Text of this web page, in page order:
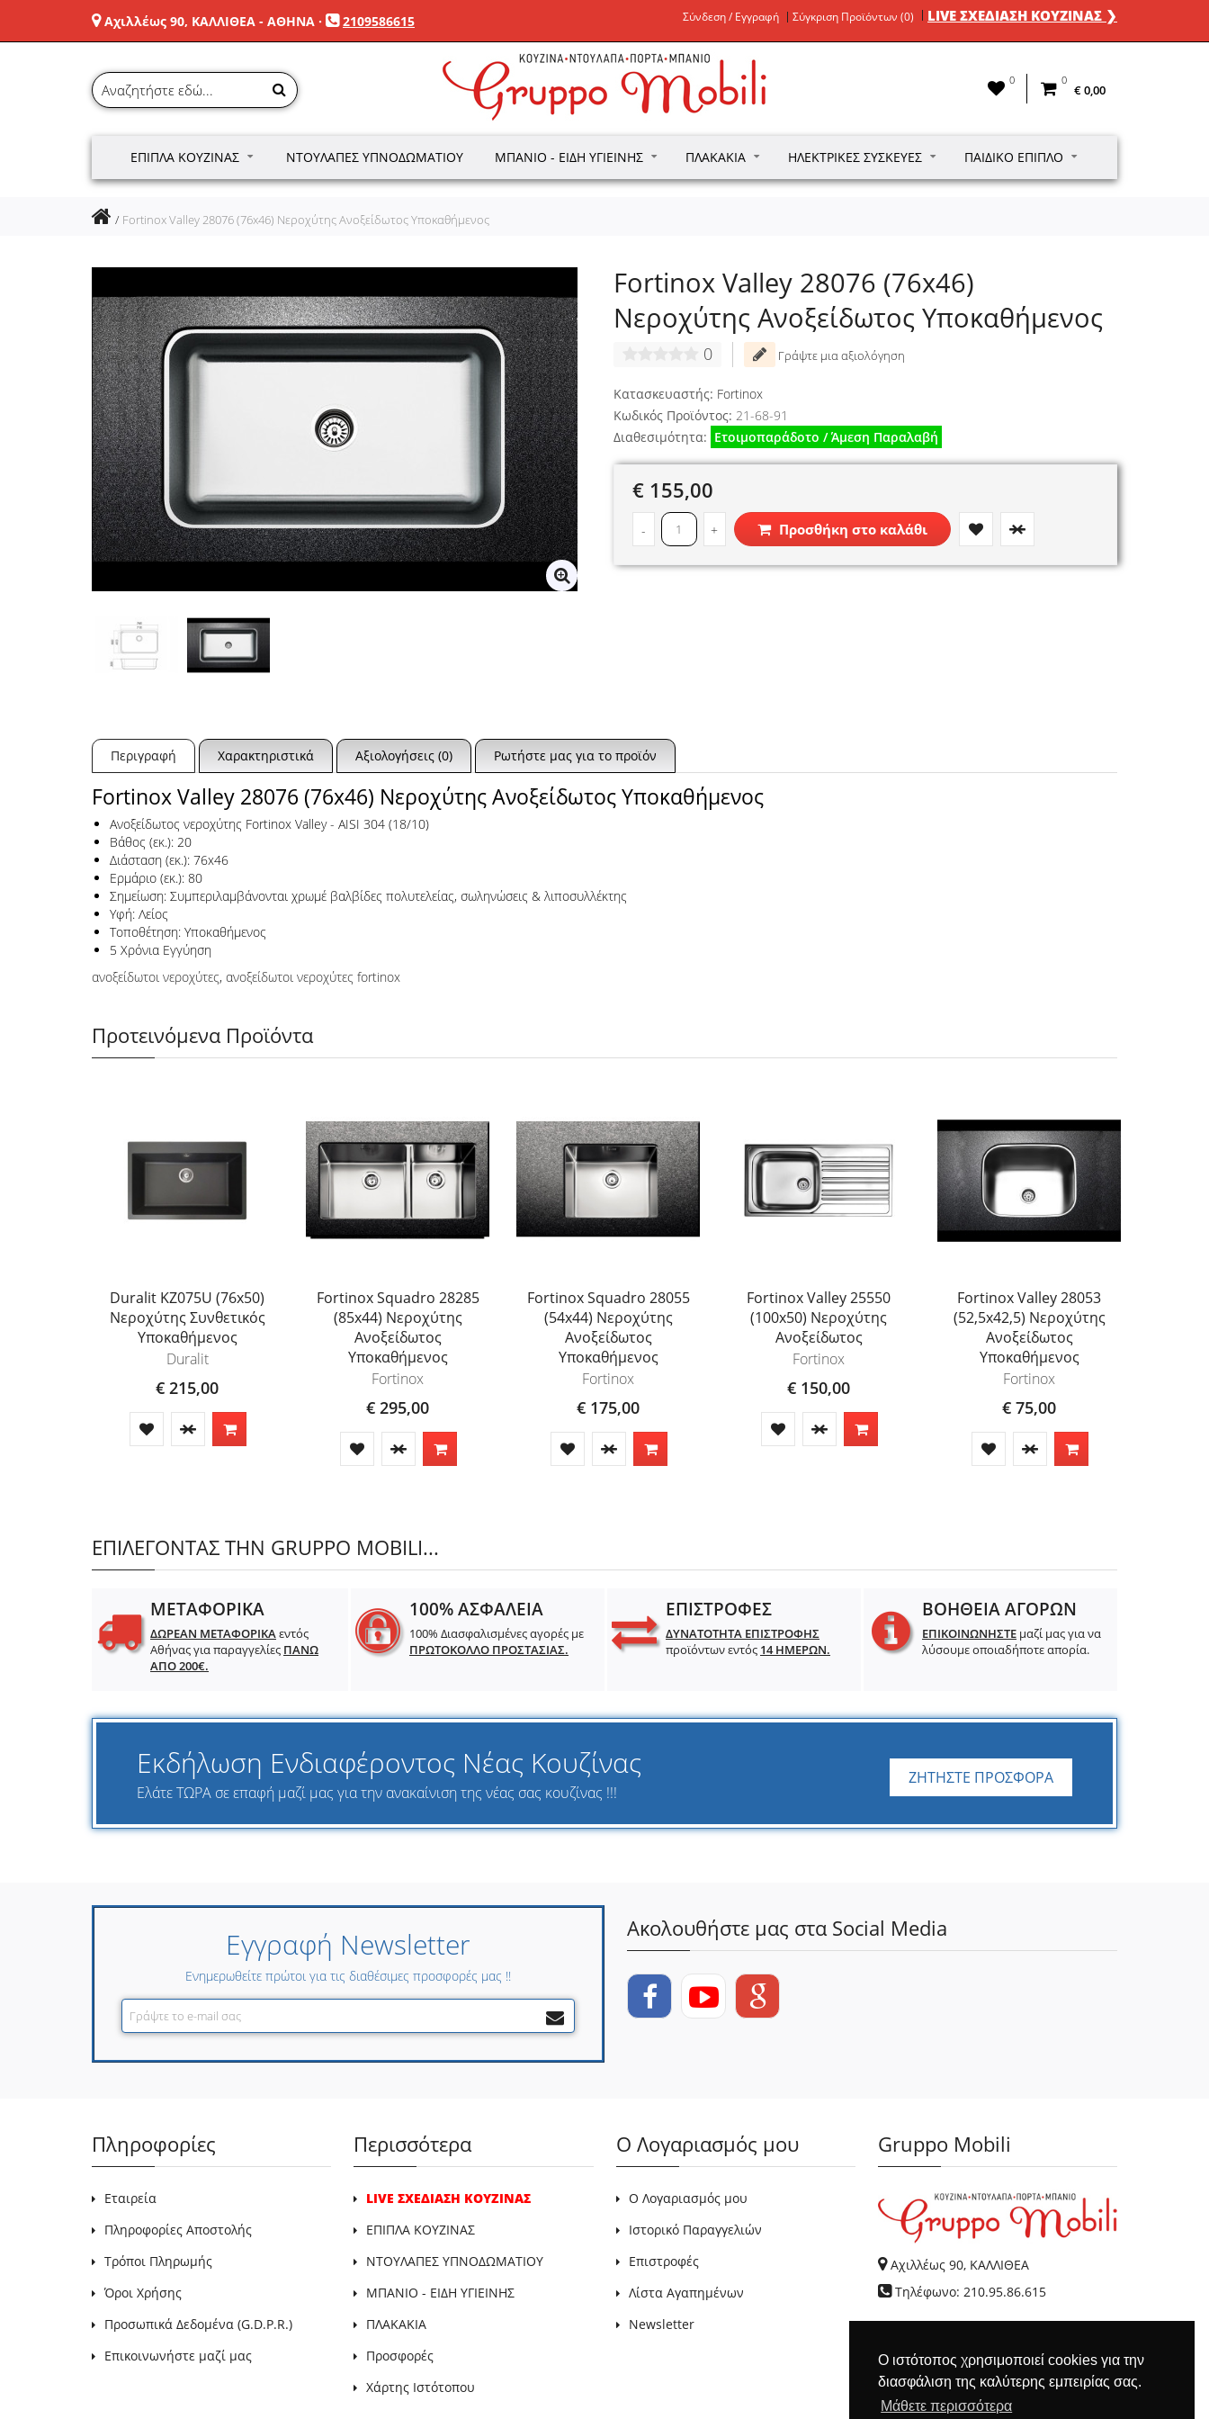
Ο ιστότοπος χρησιμοποιεί cookies για την
διασφάλιση της καλύτερης εμπειρίας σας.
Μάθετε περισσότερα
Αχιλλέως 90, ΚΑΛΛΙΘΕΑ - ΑΘΗΝΑ · 2109586615 Σύνδεση / Εγγραφή Σύγκριση Προϊόντων (0) LIVE ΣΧΕΔΙΑΣΗ ΚΟΥΖΙΝΑΣ ❯
0 0
€ 0,00
ΈΠΙΠΛΑ ΚΟΥΖΊΝΑΣ ΝΤΟΥΛΆΠΕΣ ΥΠΝΟΔΩΜΑΤΊΟΥ ΜΠΆΝΙΟ - ΕΊΔΗ ΥΓΙΕΙΝΉΣ ΠΛΑΚΆΚΙΑ ΗΛΕΚΤΡΙΚΈΣ ΣΥΣΚΕΥΈΣ ΠΑΙΔΙΚΌ ΈΠΙΠΛΟ
Fortinox Valley 28076 (76x46) Νεροχύτης Ανοξείδωτος Υποκαθήμενος
Fortinox Valley 28076 (76x46)
Νεροχύτης Ανοξείδωτος Υποκαθήμενος
0 Γράψτε μια αξιολόγηση
Κατασκευαστής: Fortinox
Κωδικός Προϊόντος: 21-68-91
Διαθεσιμότητα: Ετοιμοπαράδοτο / Άμεση Παραλαβή
€ 155,00
- + Προσθήκη στο καλάθι
Περιγραφή Χαρακτηριστικά Αξιολογήσεις (0) Ρωτήστε μας για το προϊόν
Fortinox Valley 28076 (76x46) Νεροχύτης Ανοξείδωτος Υποκαθήμενος
Ανοξείδωτος νεροχύτης Fortinox Valley - AISI 304 (18/10)
Βάθος (εκ.): 20
Διάσταση (εκ.): 76x46
Ερμάριο (εκ.): 80
Σημείωση: Συμπεριλαμβάνονται χρωμέ βαλβίδες πολυτελείας, σωληνώσεις & λιποσυλλέκτης
Υφή: Λείος
Τοποθέτηση: Υποκαθήμενος
5 Χρόνια Εγγύηση
ανοξείδωτοι νεροχύτες, ανοξείδωτοι νεροχύτες fortinox
Προτεινόμενα Προϊόντα
Duralit KZ075U (76x50)
Νεροχύτης Συνθετικός
Υποκαθήμενος
Duralit
€ 215,00
Fortinox Squadro 28285
(85x44) Νεροχύτης
Ανοξείδωτος
Υποκαθήμενος
Fortinox
€ 295,00
Fortinox Squadro 28055
(54x44) Νεροχύτης
Ανοξείδωτος
Υποκαθήμενος
Fortinox
€ 175,00
Fortinox Valley 25550
(100x50) Νεροχύτης
Ανοξείδωτος
Fortinox
€ 150,00
Fortinox Valley 28053
(52,5x42,5) Νεροχύτης
Ανοξείδωτος
Υποκαθήμενος
Fortinox
€ 75,00
ΕΠΙΛΕΓΟΝΤΑΣ ΤΗΝ GRUPPO MOBILI...
ΜΕΤΑΦΟΡΙΚΑ
ΔΩΡΕΑΝ ΜΕΤΑΦΟΡΙΚΑεντός
Αθήνας για παραγγελίες ΠΑΝΩ
ΑΠΟ 200€.
100% ΑΣΦΑΛΕΙΑ
100% Διασφαλισμένες αγορές με
ΠΡΩΤΟΚΟΛΛΟ ΠΡΟΣΤΑΣΙΑΣ.
ΕΠΙΣΤΡΟΦΕΣ
ΔΥΝΑΤΟΤΗΤΑ ΕΠΙΣΤΡΟΦΗΣ
προϊόντων εντός 14 ΗΜΕΡΩΝ.
ΒΟΗΘΕΙΑ ΑΓΟΡΩΝ
ΕΠΙΚΟΙΝΩΝΗΣΤΕ μαζί μας για να
λύσουμε οποιαδήποτε απορία.
Εκδήλωση Ενδιαφέροντος Νέας Κουζίνας
Ελάτε ΤΩΡΑ σε επαφή μαζί μας για την ανακαίνιση της νέας σας κουζίνας !!!
ΖΗΤΗΣΤΕ ΠΡΟΣΦΟΡΑ
Εγγραφή Newsletter
Ενημερωθείτε πρώτοι για τις διαθέσιμες προσφορές μας !!
Ακολουθήστε μας στα Social Media
Πληροφορίες
Εταιρεία
Πληροφορίες Αποστολής
Τρόποι Πληρωμής
Όροι Χρήσης
Προσωπικά Δεδομένα (G.D.P.R.)
Επικοινωνήστε μαζί μας
Περισσότερα
LIVE ΣΧΕΔΙΑΣΗ ΚΟΥΖΙΝΑΣ
ΕΠΙΠΛΑ ΚΟΥΖΙΝΑΣ
ΝΤΟΥΛΑΠΕΣ ΥΠΝΟΔΩΜΑΤΙΟΥ
ΜΠΑΝΙΟ - ΕΙΔΗ ΥΓΙΕΙΝΗΣ
ΠΛΑΚΑΚΙΑ
Προσφορές
Χάρτης Ιστότοπου
Ο Λογαριασμός μου
Ο Λογαριασμός μου
Ιστορικό Παραγγελιών
Επιστροφές
Λίστα Αγαπημένων
Newsletter
Gruppo Mobili
Αχιλλέως 90, ΚΑΛΛΙΘΕΑ
Τηλέφωνο: 210.95.86.615